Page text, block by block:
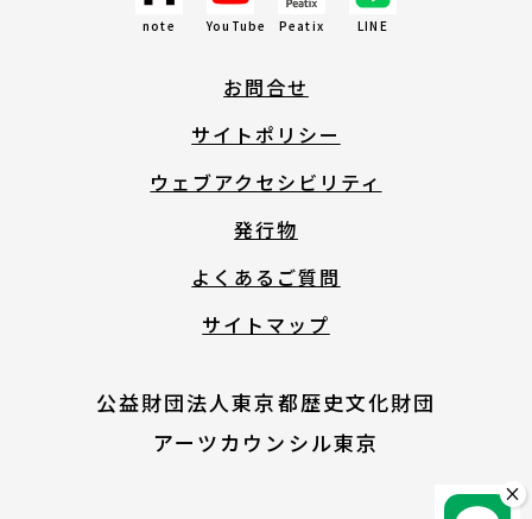
やさしい日本語
アートノトについて
note YouTube Peatix LINE
お問合せ
サイトポリシー
ウェブアクセシビリティ
発行物
よくあるご質問
サイトマップ
公益財団法人東京都歴史文化財団
アーツカウンシル東京
×